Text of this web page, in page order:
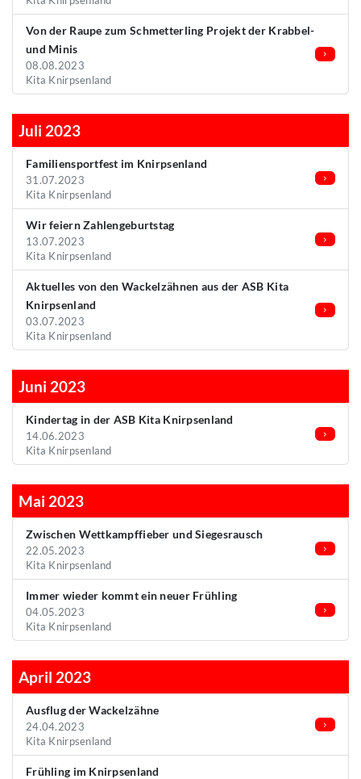
Von der Raupe zum Schmetterling Projekt der Krabbel-
und Minis
08.08.2023
Kita Knirpsenland
Juli 2023
Familiensportfest im Knirpsenland
31.07.2023
Kita Knirpsenland
Wir feiern Zahlengeburtstag
13.07.2023
Kita Knirpsenland
Aktuelles von den Wackelzähnen aus der ASB Kita
Knirpsenland
03.07.2023
Kita Knirpsenland
Juni 2023
Kindertag in der ASB Kita Knirpsenland
14.06.2023
Kita Knirpsenland
Mai 2023
Zwischen Wettkampffieber und Siegesrausch
22.05.2023
Kita Knirpsenland
Immer wieder kommt ein neuer Frühling
04.05.2023
Kita Knirpsenland
April 2023
Ausflug der Wackelzähne
24.04.2023
Kita Knirpsenland
Frühling im Knirpsenland